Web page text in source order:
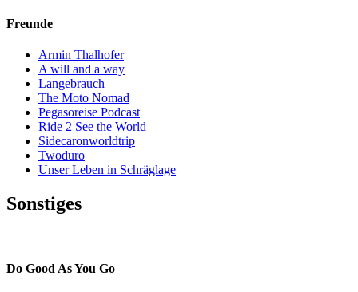
Freunde
Armin Thalhofer
A will and a way
Langebrauch
The Moto Nomad
Pegasoreise Podcast
Ride 2 See the World
Sidecaronworldtrip
Twoduro
Unser Leben in Schräglage
Sonstiges
Do Good As You Go